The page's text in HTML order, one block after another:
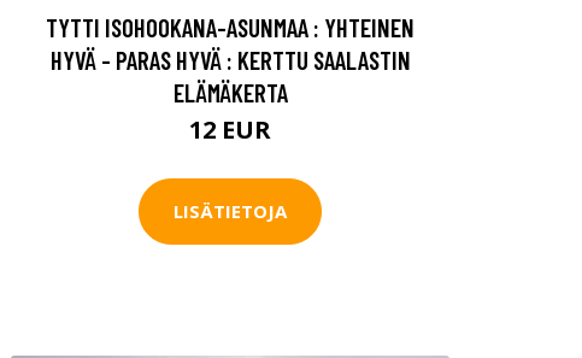
TYTTI ISOHOOKANA-ASUNMAA : YHTEINEN
HYVÄ - PARAS HYVÄ : KERTTU SAALASTIN
ELÄMÄKERTA
12 EUR
LISÄTIETOJA